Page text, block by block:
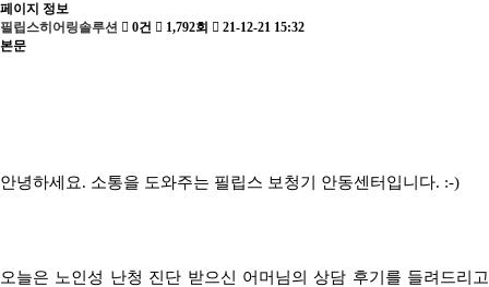
페이지 정보
필립스히어링솔루션
0건 1,792회
21-12-21 15:32
본문
안녕하세요. 소통을 도와주는 필립스 보청기 안동센터입니다. :-)
오늘은 노인성 난청 진단 받으신 어머님의 상담 후기를 들려드리고